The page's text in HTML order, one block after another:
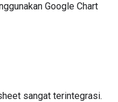
Google Chart
sangat terintegrasi.